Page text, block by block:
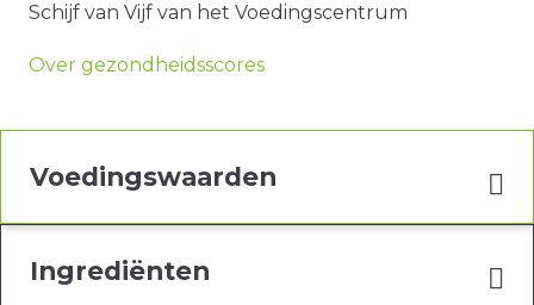
Schijf van Vijf van het Voedingscentrum
Over gezondheidsscores
Voedingswaarden
Ingrediënten